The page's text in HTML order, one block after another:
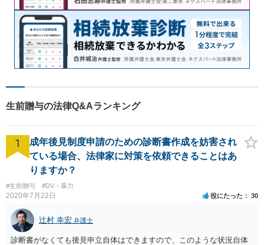
生前贈与の法律Q&Aランキング
1
成年後見制度申請のための診断書作成を妨害され
ている場合、法律家に対策を依頼できることはあ
りますか？
#生前贈与 #DV・暴力
2020年7月22日 役にたった 30
辻村 幸宏 弁護士
診断書がなくても後見申立自体はできますので、このような状況自体